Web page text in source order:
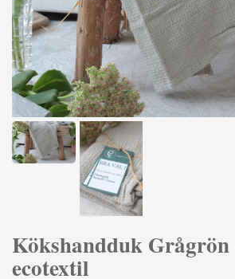
Kökshandduk Grågrön
ecotextil